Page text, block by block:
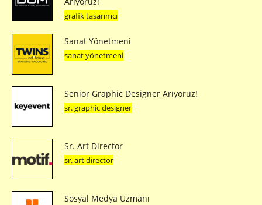
grafik tasarımcı
Sanat Yönetmeni
sanat yönetmeni
Senior Graphic Designer Arıyoruz!
sr. graphic designer
Sr. Art Director
sr. art director
Sosyal Medya Uzmanı